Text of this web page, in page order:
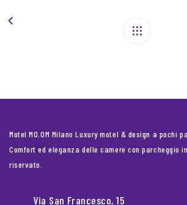
Motel MO.OM Milano Luxury motel & design a pochi
Comfort ed eleganza delle camere con parcheggio
riservato.
Via San Francesco, 15